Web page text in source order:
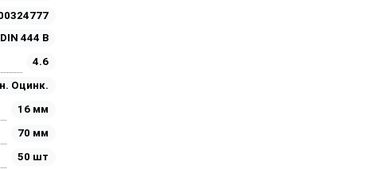
DIN 444 B
4.6
Оцинк.
16 мм
70 мм
50 шт